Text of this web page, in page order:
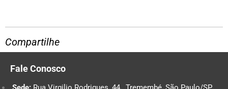
Compartilhe
Fale Conosco